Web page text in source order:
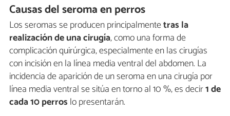
Causas del seroma en perros
Los seromas se producen principalmentetras la
realización de una cirugía, como una forma de
complicación quirúrgica, especialmente en las cirugías
con incisión en la línea media ventral del abdomen. La
incidencia de aparición de un seroma en una cirugía por
línea media ventral se sitúa en torno al 10 %, es decir1 de
cada 10 perros lo presentarán.